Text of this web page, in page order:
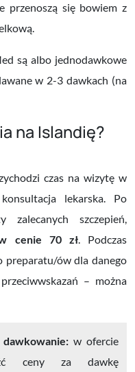
przenoszą się bowiem z
są albo jednodawkowe
w 2-3 dawkach (na
na Islandię?
czas na wizytę w
lekarska. Po
zalecanych szczepień,
cenie 70 zł. Podczas
preparatu/ów dla danego
– można
dawkowanie:w ofercie
ceny za dawkę